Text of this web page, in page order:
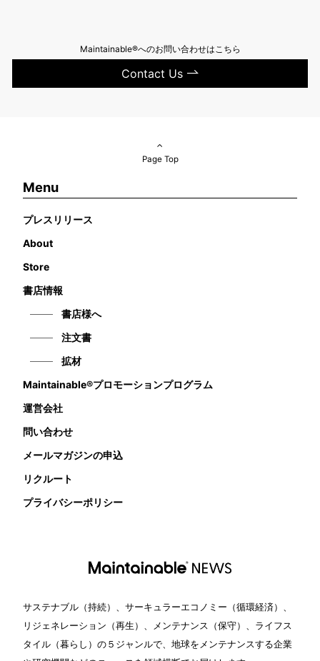
Maintainable®へのお問い合わせはこちら
Contact Us
Page Top
Menu
プレスリリース
About
Store
書店情報
書店様へ
注文書
拡材
Maintainable®プロモーションプログラム
運営会社
問い合わせ
メールマガジンの申込
リクルート
プライバシーポリシー
サステナブル（持続）、サーキュラーエコノミー（循環経済）、
リジェネレーション（再生）、メンテナンス（保守）、ライフス
タイル（暮らし）の５ジャンルで、地球をメンテナンスする企業